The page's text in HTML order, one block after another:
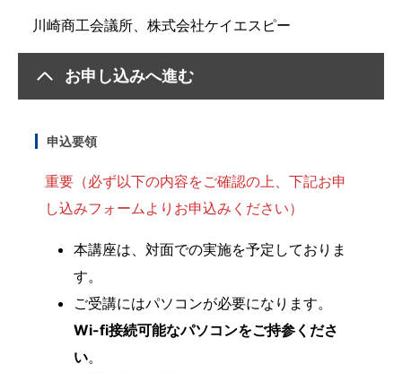
川崎商工会議所、株式会社ケイエスピー
お申し込みへ進む
申込要領
重要（必ず以下の内容をご確認の上、下記お申
し込みフォームよりお申込みください）
本講座は、対面での実施を予定しておりま
す。
ご受講にはパソコンが必要になります。
Wi-fi接続可能なパソコンをご持参くださ
い。